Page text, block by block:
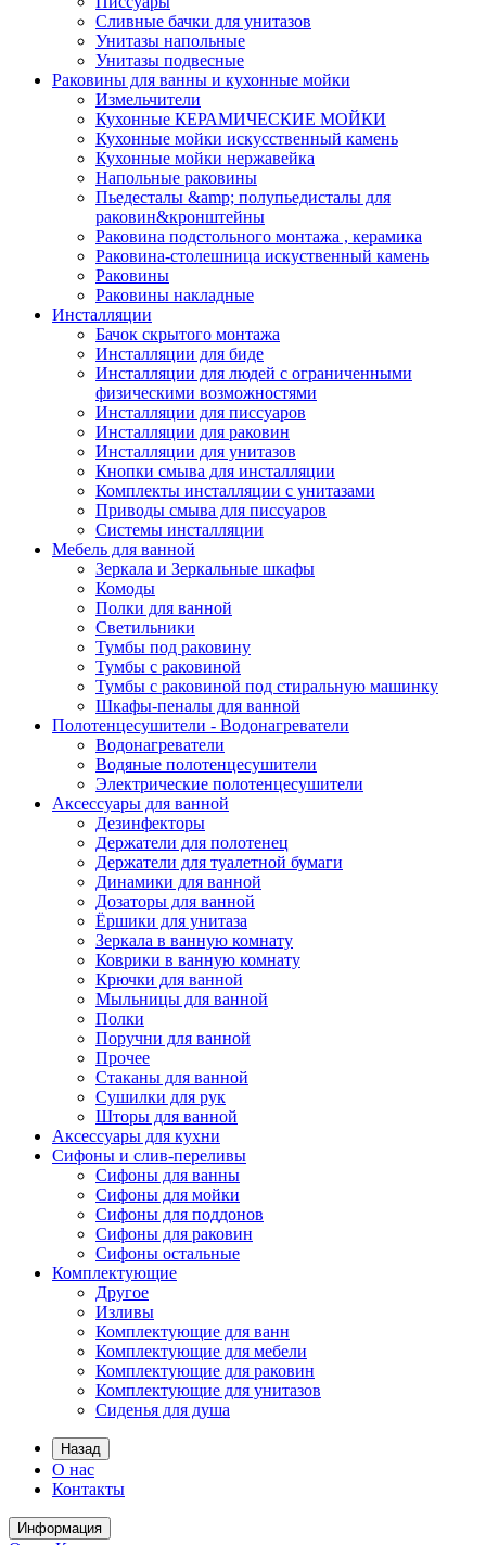
Сливные бачки для унитазов
Унитазы напольные
Унитазы подвесные
Раковины для ванны и кухонные мойки
Измельчители
Кухонные КЕРАМИЧЕСКИЕ МОЙКИ
Кухонные мойки искусственный камень
Кухонные мойки нержавейка
Напольные раковины
Пьедесталы &amp; полупьедисталы для
раковин&кронштейны
Раковина подстольного монтажа , керамика
Раковина-столешница искуственный камень
Раковины
Раковины накладные
Инсталляции
Бачок скрытого монтажа
Инсталляции для биде
Инсталляции для людей с ограниченными
физическими возможностями
Инсталляции для писсуаров
Инсталляции для раковин
Инсталляции для унитазов
Кнопки смыва для инсталляции
Комплекты инсталляции с унитазами
Приводы смыва для писсуаров
Системы инсталляции
Мебель для ванной
Зеркала и Зеркальные шкафы
Комоды
Полки для ванной
Светильники
Тумбы под раковину
Тумбы с раковиной
Тумбы с раковиной под стиральную машинку
Шкафы-пеналы для ванной
Полотенцесушители - Водонагреватели
Водонагреватели
Водяные полотенцесушители
Электрические полотенцесушители
Аксессуары для ванной
Дезинфекторы
Держатели для полотенец
Держатели для туалетной бумаги
Динамики для ванной
Дозаторы для ванной
Ёршики для унитаза
Зеркала в ванную комнату
Коврики в ванную комнату
Крючки для ванной
Мыльницы для ванной
Полки
Поручни для ванной
Прочее
Стаканы для ванной
Сушилки для рук
Шторы для ванной
Аксессуары для кухни
Сифоны и слив-переливы
Сифоны для ванны
Сифоны для мойки
Сифоны для поддонов
Сифоны для раковин
Сифоны остальные
Комплектующие
Другое
Изливы
Комплектующие для ванн
Комплектующие для мебели
Комплектующие для раковин
Комплектующие для унитазов
Сиденья для душа
Назад
О нас
Контакты
Информация